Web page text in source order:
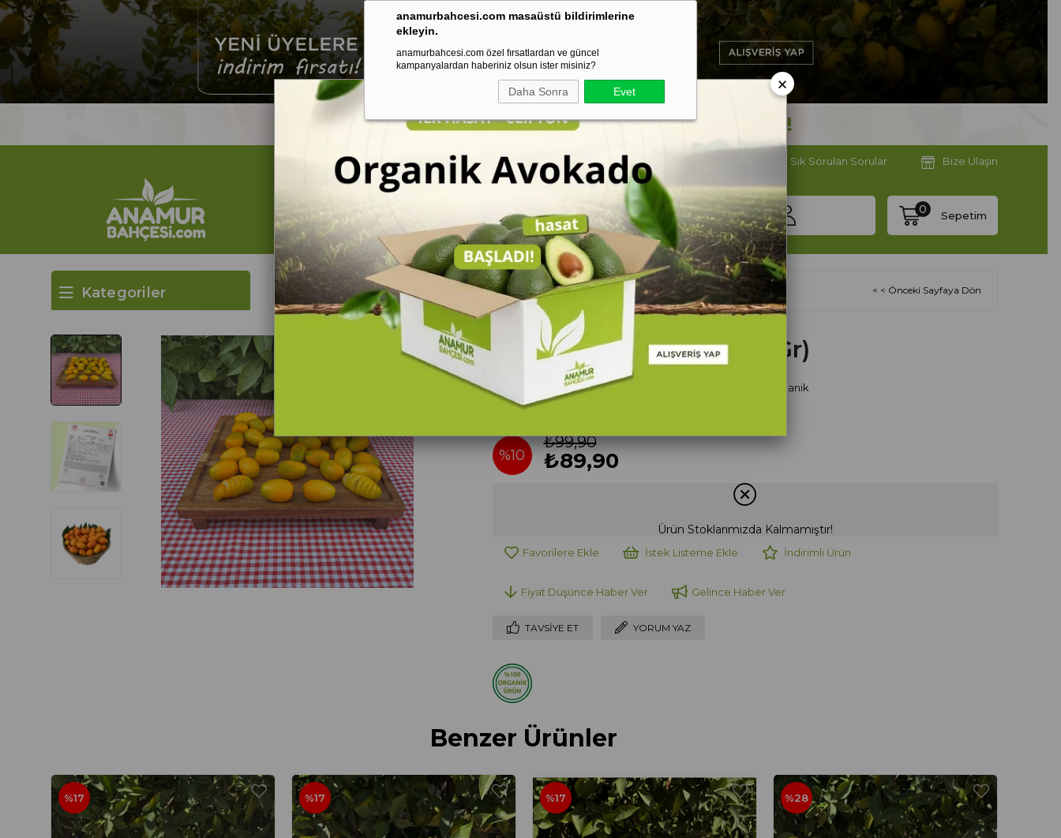
anamurbahcesi.com masaüstü bildirimlerine
ekleyin.
anamurbahcesi.com özel fırsatlardan ve güncel
kampanyalardan haberiniz olsun ister misiniz?
Daha Sonra Evet
2.000₺ ve Üzeri Alışverişlerinizde Kargo Ücretsiz!
Sertifika ve Analizlerimiz Sık Sorulan Sorular Bize Ulaşın
Sepetim
0
Kategoriler Anasayfa Organik Meyveler Organik Kumkuat (500 Gr) < < Önceki Sayfaya Dön
Organik Kumkuat (500 Gr)
Kabuğuyla Yenilebilen İlaçsız, Kimyasalsız ve Sertifikalı Organik
%10
₺99,90
₺89,90
Ürün Stoklarımızda Kalmamıştır!
Favorilere Ekle İstek Listeme Ekle İndirimli Ürün
Fiyat Düşünce Haber Ver Gelince Haber Ver
TAVSIYE ET YORUM YAZ
Benzer Ürünler
%17 %17 %17 %28
×